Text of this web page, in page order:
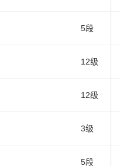
5段
12级
12级
3级
5段